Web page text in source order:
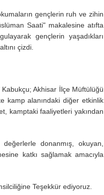
gençlerin ruh ve zihin
Saati" makalesine atıfta
gençlerin yaşadıkları
çizdi.
Akhisar İlçe Müftülüğü
kamp alanındaki diğer etkinlik
kamptaki faaliyetleri yakından
donanmış, okuyan,
katkı sağlamak amacıyla
Teşekkür ediyoruz.